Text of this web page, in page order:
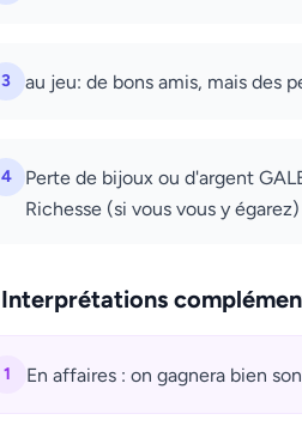
3 au jeu: de bons amis, mais des
4
Perte de bijoux ou d'argent
Richesse (si vous vous y
Interprétations
1 En affaires : on gagnera bien